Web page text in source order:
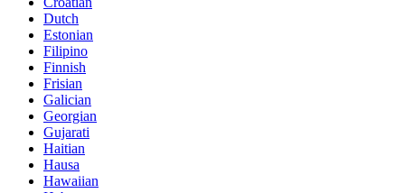
Dutch
Estonian
Filipino
Finnish
Frisian
Galician
Georgian
Gujarati
Haitian
Hausa
Hawaiian